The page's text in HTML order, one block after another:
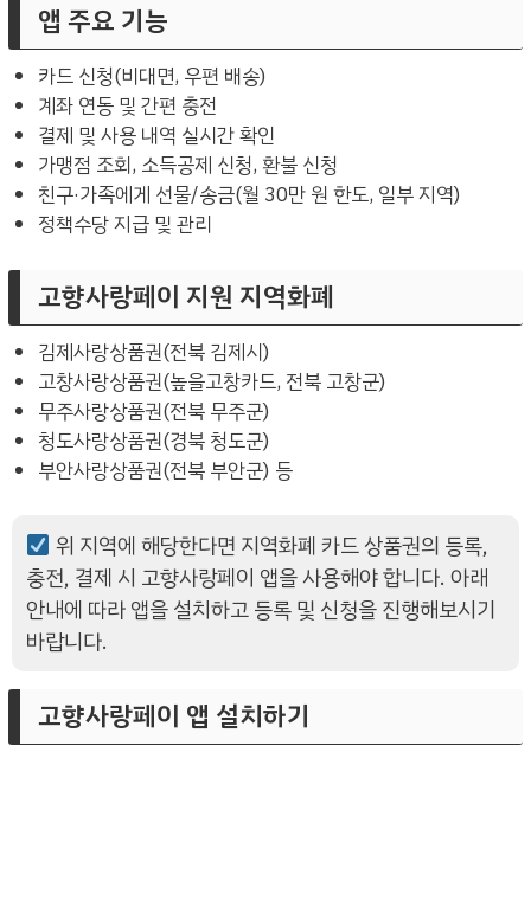
앱 주요 기능
카드 신청(비대면, 우편 배송)
계좌 연동 및 간편 충전
결제 및 사용 내역 실시간 확인
가맹점 조회, 소득공제 신청, 환불 신청
친구·가족에게 선물/송금(월 30만 원 한도, 일부 지역)
정책수당 지급 및 관리
고향사랑페이 지원 지역화폐
김제사랑상품권(전북 김제시)
고창사랑상품권(높을고창카드, 전북 고창군)
무주사랑상품권(전북 무주군)
청도사랑상품권(경북 청도군)
부안사랑상품권(전북 부안군) 등
위 지역에 해당한다면 지역화폐 카드 상품권의 등록,
충전, 결제 시 고향사랑페이 앱을 사용해야 합니다. 아래
안내에 따라 앱을 설치하고 등록 및 신청을 진행해보시기
바랍니다.
고향사랑페이 앱 설치하기